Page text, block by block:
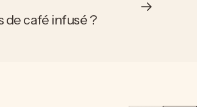
de café infusé ?